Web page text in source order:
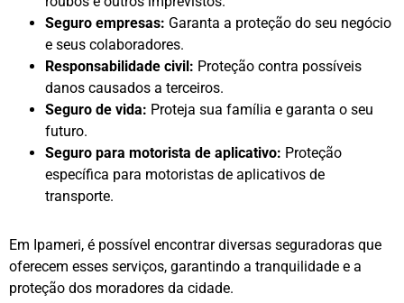
Seguro empresas: Garanta a proteção do seu negócio
e seus colaboradores.
Responsabilidade civil: Proteção contra possíveis
danos causados a terceiros.
Seguro de vida: Proteja sua família e garanta o seu
futuro.
Seguro para motorista de aplicativo: Proteção
específica para motoristas de aplicativos de
transporte.
Em Ipameri, é possível encontrar diversas seguradoras que
oferecem esses serviços, garantindo a tranquilidade e a
proteção dos moradores da cidade.